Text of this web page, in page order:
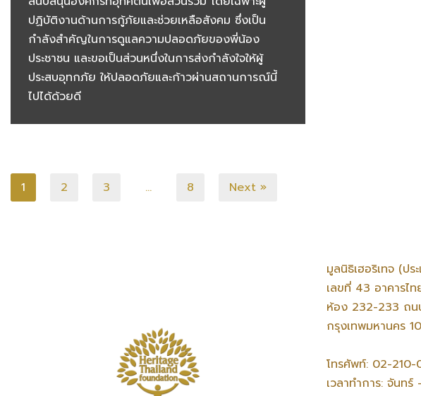
ปฏิบัติงานด้านการกู้ภัยและช่วยเหลือสังคม ซึ่งเป็น
กำลังสำคัญในการดูแลความปลอดภัยของพี่น้อง
ประชาชน และขอเป็นส่วนหนึ่งในการส่งกำลังใจให้ผู้
ประสบอุทกภัย ให้ปลอดภัยและก้าวผ่านสถานการณ์นี้
ไปได้ด้วยดี
1 2 3 … 8 Next »
มูลนิธิเฮอริเทจ (ปร
เลขที่ 43 อาคารไ
ห้อง 232-233 ถน
กรุงเทพมหานคร
โทรศัพท์: 02-210-
เวลาทำการ: จันท